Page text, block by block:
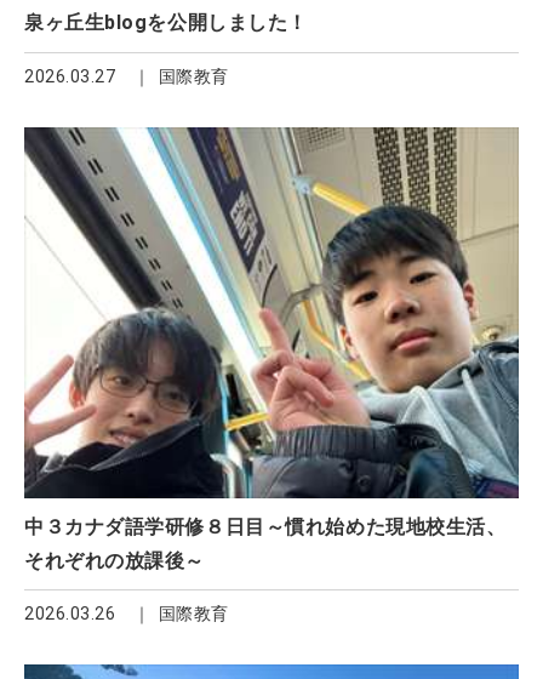
泉ヶ丘生blogを公開しました！
2026.03.27 国際教育
中３カナダ語学研修８日目～慣れ始めた現地校生活、
それぞれの放課後～
2026.03.26 国際教育